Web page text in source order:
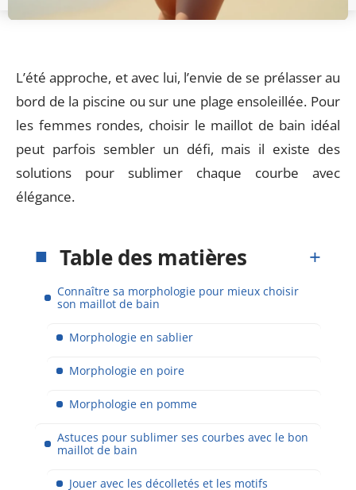
L’été approche, et avec lui, l’envie de se prélasser au
bord de la piscine ou sur une plage ensoleillée. Pour
les femmes rondes, choisir le maillot de bain idéal
peut parfois sembler un défi, mais il existe des
solutions pour sublimer chaque courbe avec
élégance.
Table des matières
Connaître sa morphologie pour mieux choisir
son maillot de bain
Morphologie en sablier
Morphologie en poire
Morphologie en pomme
Astuces pour sublimer ses courbes avec le bon
maillot de bain
Jouer avec les décolletés et les motifs